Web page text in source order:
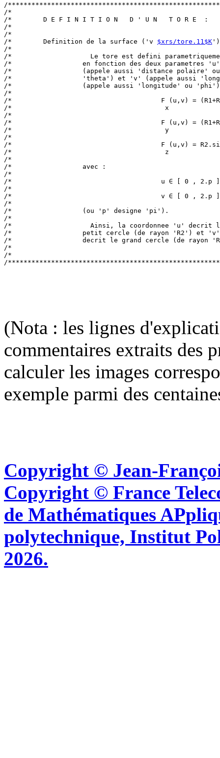
/
/*
/*        D E F I N I T I O N   D ' U N   T
/*
/*
/*        Definition de la surface ('v $xrs/tore.11$K
/*
/*                    Le tore est defini
/*                  en fonction des deux
/*                  (appele aussi 'distance
/*                  'theta') et 'v' (appele
/*                  (appele aussi 'longitude'
/*
/*                                      F (u,v) =
/*                                       x
/*
/*                                      F (u,v) =
/*                                       y
/*
/*                                      F (u,v) =
/*                                       z
/*
/*                  avec :
/*
/*                                      u ∈ [ 0 ,
/*
/*                                      v ∈ [ 0 ,
/*
/*                  (ou 'p' designe 'pi').
/*
/*                    Ainsi, la coordonnee 'u'
/*                  petit cercle (de rayon
/*                  decrit le grand cercle (de
/*
/*
(Nota : les lignes
commentaires extraits des
calculer les images
exemple parmi des
Copyright © Jean-
Copyright © France
de Mathématiques
polytechnique, Institut
2026.